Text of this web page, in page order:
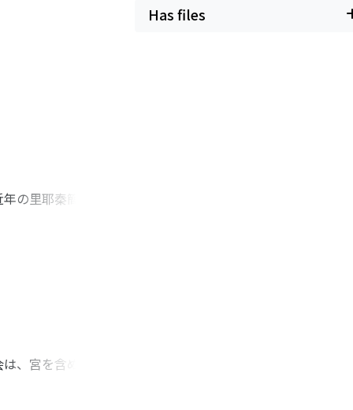
の里耶秦簡の出
の下で実務を担
しても、それら
。本稿では、県
書行政回路とい
の政治的景観が
、宮を含め藤原
最近の発掘調査
Has files